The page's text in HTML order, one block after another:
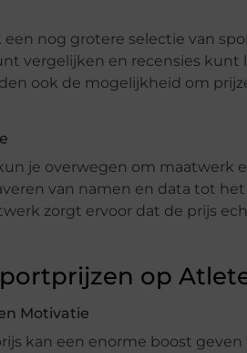
nog grotere selectie van
vergelijken en recensies kunt
ook de mogelijkheid om
je overwegen om maatwerk
van namen en data tot
zorgt ervoor dat de prijs
op
Motivatie
kan een enorme boost